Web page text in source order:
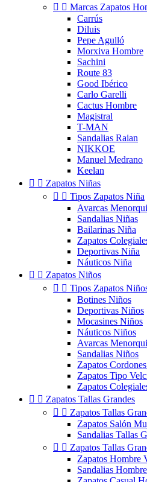
  Marcas Zapatos
Carrús
Diluis
Pepe Agulló
Morxiva Hombre
Sachini
Route 83
Good Ibérico
Carlo Garelli
Cactus Hombre
Magistral
T-MAN
Sandalias Raian
NIKKOE
Manuel Medrano
Keelan
  Zapatos Niñas
  Tipos Zapatos Niña
Avarcas
Sandalias Niñas
Bailarinas Niña
Zapatos
Deportivas Niña
Náuticos Niña
  Zapatos Niños
  Tipos Zapatos
Botines Niños
Deportivas Niños
Mocasines Niños
Náuticos Niños
Avarcas
Sandalias Niños
Zapatos
Zapatos Tipo
Zapatos
  Zapatos Tallas Grandes
  Zapatos Tallas
Zapatos Salón
Sandalias Tallas
  Zapatos Tallas
Zapatos Hombre
Sandalias